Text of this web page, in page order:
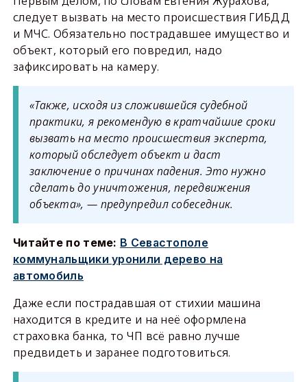
следует вызвать на место происшествия ГИБДД
и МЧС. Обязательно пострадавшее имущество и
объект, который его повредил, надо
зафиксировать на камеру.
«Также, исходя из сложившейся судебной
практики, я рекомендую в кратчайшие сроки
вызвать на место происшествия эксперта,
который обследует объект и даст
заключение о причинах падения. Это нужно
сделать до уничтожения, передвижения
объекта», — предупредил собеседник.
Читайте по теме: В Севастополе
коммунальщики уронили дерево на
автомобиль
Даже если пострадавшая от стихии машина
находится в кредите и на неё оформлена
страховка банка, то ЧП всё равно лучше
предвидеть и заранее подготовиться.